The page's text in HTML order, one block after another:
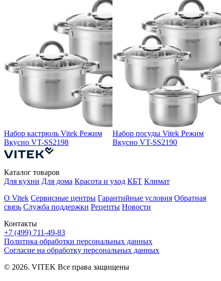
Набор кастрюль Vitek Режим
Вкусно VT-SS2198
Набор посуды Vitek Режим
Вкусно VT-SS2190
Контакты
+7 (499) 711-49-83
Каталог товаров
Для кухни Для дома Красота и уход КБТ Климат
О Vitek Сервисные центры Гарантийные условия Обратная
связь Служба поддержки Рецепты Новости
Политика обработки персональных данных
Согласие на обработку персональных данных
© 2026. VITEK Все права защищены